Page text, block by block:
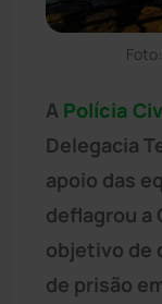
A Polícia
Delegacia
apoio das
deflagrou a
objetivo de
de prisão